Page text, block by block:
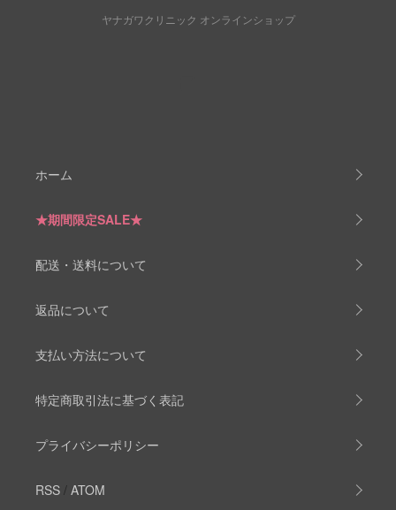
ヤナガワクリニック オンラインショップ
ホーム
★期間限定SALE★
配送・送料について
返品について
支払い方法について
特定商取引法に基づく表記
プライバシーポリシー
RSS / ATOM